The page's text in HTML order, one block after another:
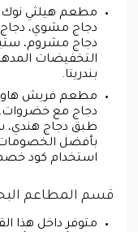
مطعم هيلثي نوك
دجاج مشوي، دجاج
دجاج مشروم،
التخفيضات
بندريتا.
مطعم فريش
دجاج مع خضروات،
طبق دجاج هندي،
بأفضل الخصومات
استخدام كود خصم
قسم المطاعم
متوفر داخل هذا